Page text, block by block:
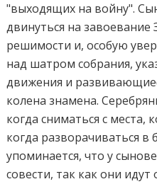
"выходящих на войну".
двинуться на
решимости и, особую
над шатром собрания,
движения и
колена знамена.
когда сниматься с места,
когда разворачиваться в
упоминается, что у
совести, так как они